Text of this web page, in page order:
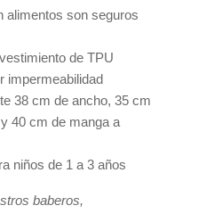
alimentos son seguros
de TPU
impermeabilidad
38 cm de ancho, 35 cm
40 cm de manga a
niños de 1 a 3 años
baberos,